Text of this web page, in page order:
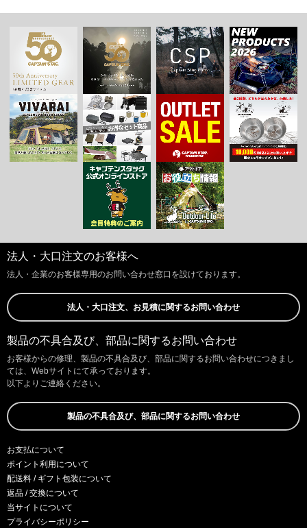
法人・大口注文のお客様へ
法人・企業のお客様専用のお問い合わせ窓口を設けております。
法人・大口注文、お見積に関するお問い合わせ
製品の不具合及び、部品に関するお問い合わせ
お客様からの修理、製品の不具合及び、部品に関するお問い合わせにつきまし
ては、Webサイトにて承っております。
以下よりご連絡ください。
製品の不具合及び、部品に関するお問い合わせ
お支払について
ポイント利用について
配送料 / ギフト包装について
返品 / 交換について
当サイトについて
プライバシーポリシー